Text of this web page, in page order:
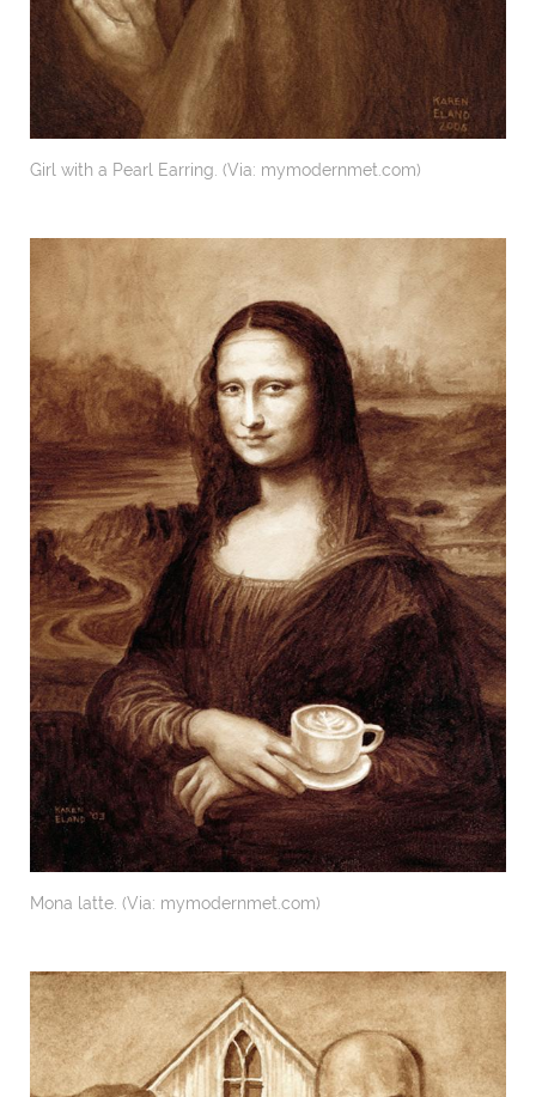
Girl with a Pearl Earring. (Via: mymodernmet.com)
Mona latte. (Via: mymodernmet.com)